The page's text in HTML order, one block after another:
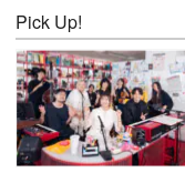
Pick Up!